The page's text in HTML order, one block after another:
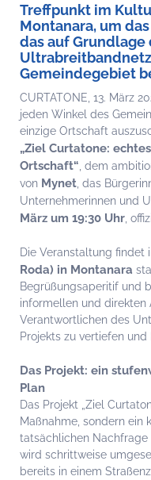
Treffpunkt im
Montanara, um
das auf
Gemeindegebiet
CURTATONE, 13. März
jeden Winkel des
einzige Ortschaft
„Ziel Curtatone:
Ortschaft“ , dem
von Mynet , das
Unternehmerinnen und
März um 19:30 Uhr ,
Die Veranstaltung findet
Roda) in Montanara
Begrüßungsaperitif und
informellen und direkten
Verantwortlichen des
Projekts zu vertiefen und
Das Projekt: ein
Plan
Das Projekt „Ziel
Maßnahme, sondern ein
tatsächlichen Nachfrage
wird schrittweise
bereits in einem